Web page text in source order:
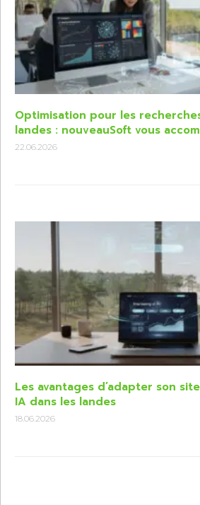
Optimisation pour les
landes : nouveauSoft vous
22.06.2026
Les avantages d’adapter son
IA dans les landes
18.06.2026